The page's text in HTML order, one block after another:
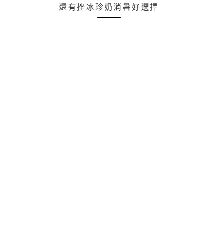
還有挫冰珍奶消暑好選擇